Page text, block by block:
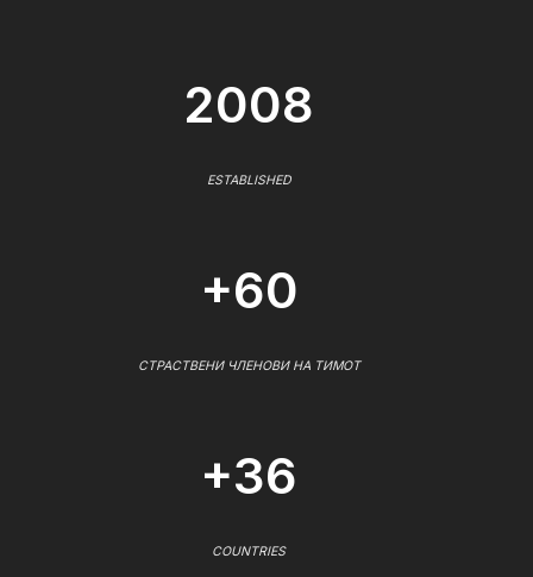
2008
ESTABLISHED
+60
СТРАСТВЕНИ ЧЛЕНОВИ НА ТИМОТ
+36
COUNTRIES